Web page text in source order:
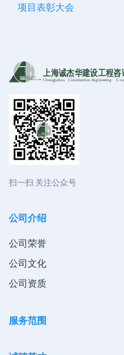
项目表彰大会
上海诚杰华建设工程咨
Chengjiehua Construction Engineering C
扫一扫 关注公众号
公司介绍
公司荣誉
公司文化
公司资质
服务范围